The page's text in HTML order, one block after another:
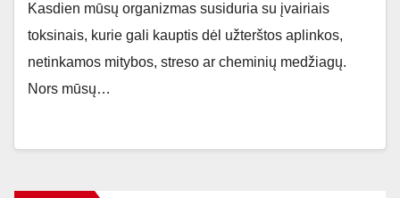
Kasdien mūsų organizmas susiduria su įvairiais
toksinais, kurie gali kauptis dėl užterštos aplinkos,
netinkamos mitybos, streso ar cheminių medžiagų.
Nors mūsų…